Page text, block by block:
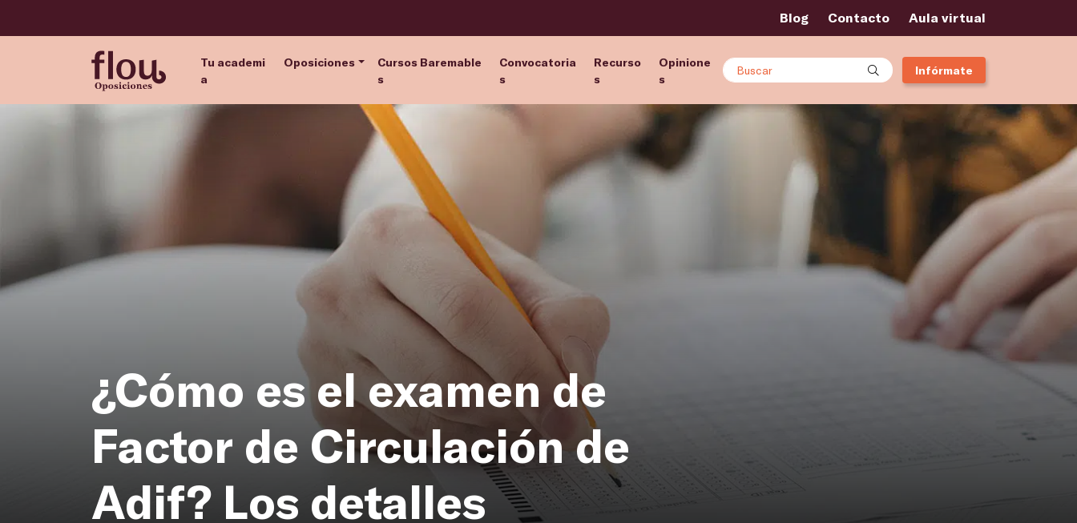
Blog Contacto Aula virtual
Tu academi
a
Oposiciones
Cursos Baremable
s
Convocatoria
s
Recurso
s
Opinione
s
Buscar Infórmate
¿Cómo es el examen de
Factor de Circulación de
Adif? Los detalles